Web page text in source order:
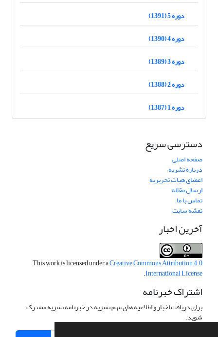
دوره 5 (1391)
دوره 4 (1390)
دوره 3 (1389)
دوره 2 (1388)
دوره 1 (1387)
دسترسی سریع
صفحه اصلی
درباره نشریه
اعضای هیات تحریریه
ارسال مقاله
تماس با ما
نقشه سایت
آخرین اخبار
This work is licensed under aCreative Commons Attribution 4.0
International License
.
اشتراک خبرنامه
برای دریافت اخبار و اطلاعیه های مهم نشریه در خبرنامه نشریه مشترک
شوید.